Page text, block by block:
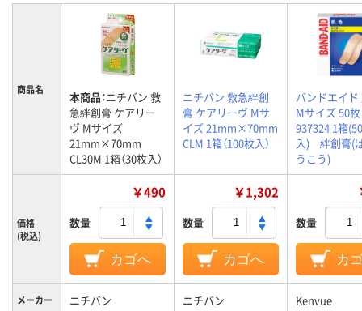
商品名 本商品：ニチバン 救
急絆創膏 ケアリー
ヴ Mサイズ
21mm×70mm
CL30M 1箱（30枚入）
ニチバン 救急絆創
膏 ケアリーヴ Mサ
イズ 21mm×70mm
CLM 1箱（100枚入）
バンドエイド
Mサイズ 50枚
937324 1箱
入) 絆創膏(
うこう)
価格
(税込)
￥490
数量
カゴへ
￥1,302
数量
カゴへ
数量
カ
メーカー ニチバン ニチバン Kenvue